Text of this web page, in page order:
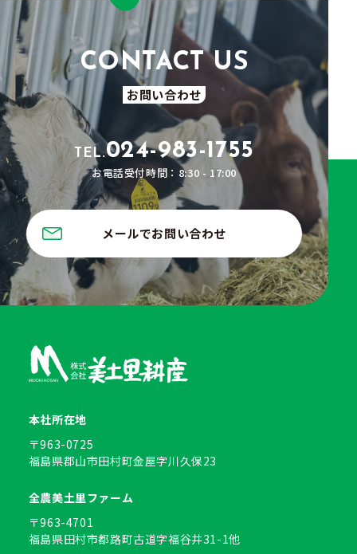
お問い合わせ
TEL.024-983-1755
お電話受付時間：8:30 - 17:00
メールでお問い合わせ
本社所在地
〒963-0725
福島県郡山市田村町金屋字川久保23
全農美土里ファーム
〒963-4701
福島県田村市都路町古道字福谷井31-1他